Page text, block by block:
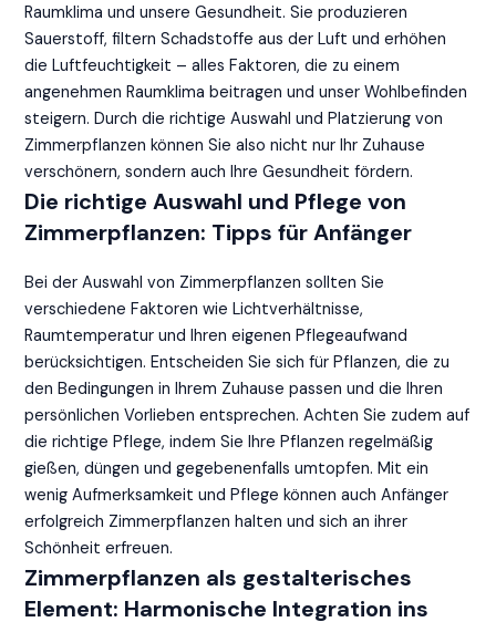
Raumklima und unsere Gesundheit. Sie produzieren
Sauerstoff, filtern Schadstoffe aus der Luft und erhöhen
die Luftfeuchtigkeit – alles Faktoren, die zu einem
angenehmen Raumklima beitragen und unser Wohlbefinden
steigern. Durch die richtige Auswahl und Platzierung von
Zimmerpflanzen können Sie also nicht nur Ihr Zuhause
verschönern, sondern auch Ihre Gesundheit fördern.
Die richtige Auswahl und Pflege von
Zimmerpflanzen: Tipps für Anfänger
Bei der Auswahl von Zimmerpflanzen sollten Sie
verschiedene Faktoren wie Lichtverhältnisse,
Raumtemperatur und Ihren eigenen Pflegeaufwand
berücksichtigen. Entscheiden Sie sich für Pflanzen, die zu
den Bedingungen in Ihrem Zuhause passen und die Ihren
persönlichen Vorlieben entsprechen. Achten Sie zudem auf
die richtige Pflege, indem Sie Ihre Pflanzen regelmäßig
gießen, düngen und gegebenenfalls umtopfen. Mit ein
wenig Aufmerksamkeit und Pflege können auch Anfänger
erfolgreich Zimmerpflanzen halten und sich an ihrer
Schönheit erfreuen.
Zimmerpflanzen als gestalterisches
Element: Harmonische Integration ins